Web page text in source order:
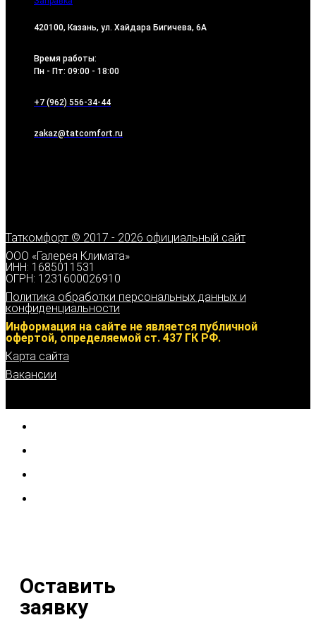
420100, Казань, ул. Хайдара Бигичева, 6А
Время работы:
Пн - Пт: 09:00 - 18:00
+7 (962) 556-34-44
zakaz@tatcomfort.ru
Таткомфорт © 2017 - 2026 официальный сайт
ООО «Галерея Климата»
ИНН: 1685011531
ОГРН: 1231600026910
Политика обработки персональных данных и
конфиденциальности
Информация на сайте не является публичной
офертой, определяемой ст. 437 ГК РФ.
Карта сайта
Вакансии
Оставить
заявку